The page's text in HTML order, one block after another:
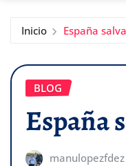
Inicio España
BLOG
España
manulopezfdez